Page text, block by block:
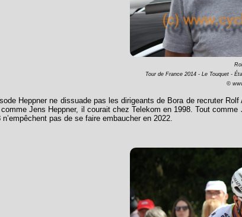
Tour de France 2014 - Le Touquet -
©
Heppner ne dissuade pas les dirigeants de Bora de recruter
comme Jens Heppner, il courait chez Telekom en 1998. Tout
n’empêchent pas de se faire embaucher en 2022.